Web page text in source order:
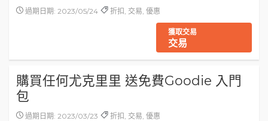
過期日期: 2023/05/24 折扣, 交易, 優惠
獲取交易
交易
購買任何尤克里里 送免費Goodie 入門
包
過期日期: 2023/03/23 折扣, 交易, 優惠